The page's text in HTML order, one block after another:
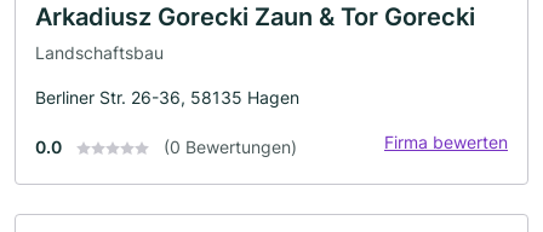
Arkadiusz Gorecki Zaun & Tor Gorecki
Landschaftsbau
Berliner Str. 26-36, 58135 Hagen
0.0 (0 Bewertungen) Firma bewerten